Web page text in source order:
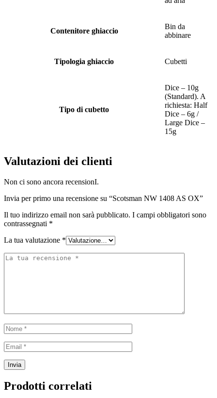
Contenitore ghiaccio
Bin da
abbinare
Tipologia ghiaccio Cubetti
Tipo di cubetto
Dice – 10g
(Standard). A
richiesta: Half
Dice – 6g /
Large Dice –
15g
Valutazioni dei clienti
Non ci sono ancora recensionI.
Invia per primo una recensione su “Scotsman NW 1408 AS OX”
Il tuo indirizzo email non sarà pubblicato. I campi obbligatori sono
contrassegnati *
La tua valutazione *
Prodotti correlati